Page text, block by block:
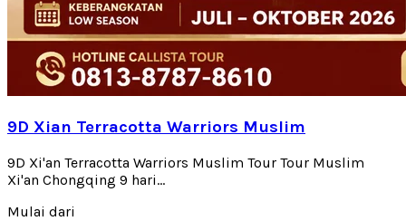
9D Xian Terracotta Warriors Muslim
9D Xi'an Terracotta Warriors Muslim Tour Tour Muslim
Xi'an Chongqing 9 hari...
Mulai dari